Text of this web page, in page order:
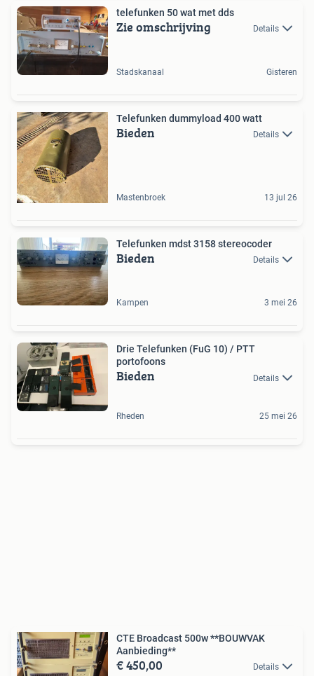
telefunken 50 wat met dds
Zie omschrijving Details
Stadskanaal Gisteren
Telefunken dummyload 400 watt
Bieden Details
Mastenbroek 13 jul 26
Telefunken mdst 3158 stereocoder
Bieden Details
Kampen 3 mei 26
Drie Telefunken (FuG 10) / PTT
portofoons
Bieden Details
Rheden 25 mei 26
CTE Broadcast 500w **BOUWVAK
Aanbieding**
€ 450,00 Details